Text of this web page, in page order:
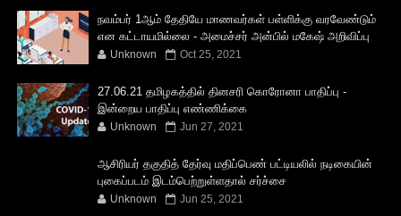
நவம்பர் 1ஆம் தேதியே மாணவர்கள் பள்ளிக்கு வரவேண்டும்
என கட்டாயமில்லை - அமைச்சர் அன்பில் மகேஷ் அறிவிப்பு
Unknown Oct 25, 2021
27.06.21 தமிழகத்தில் தினசரி கொரோனா பாதிப்பு -
இன்றைய பாதிப்பு எண்ணிக்கை
Unknown Jun 27, 2021
ஆசிரியர் தகுதித் தேர்வு மதிப்பெண் பட்டியலில் நடிகையின்
புகைப்படம் இடம்பெற்றுள்ளதால் சர்ச்சை
Unknown Jun 25, 2021